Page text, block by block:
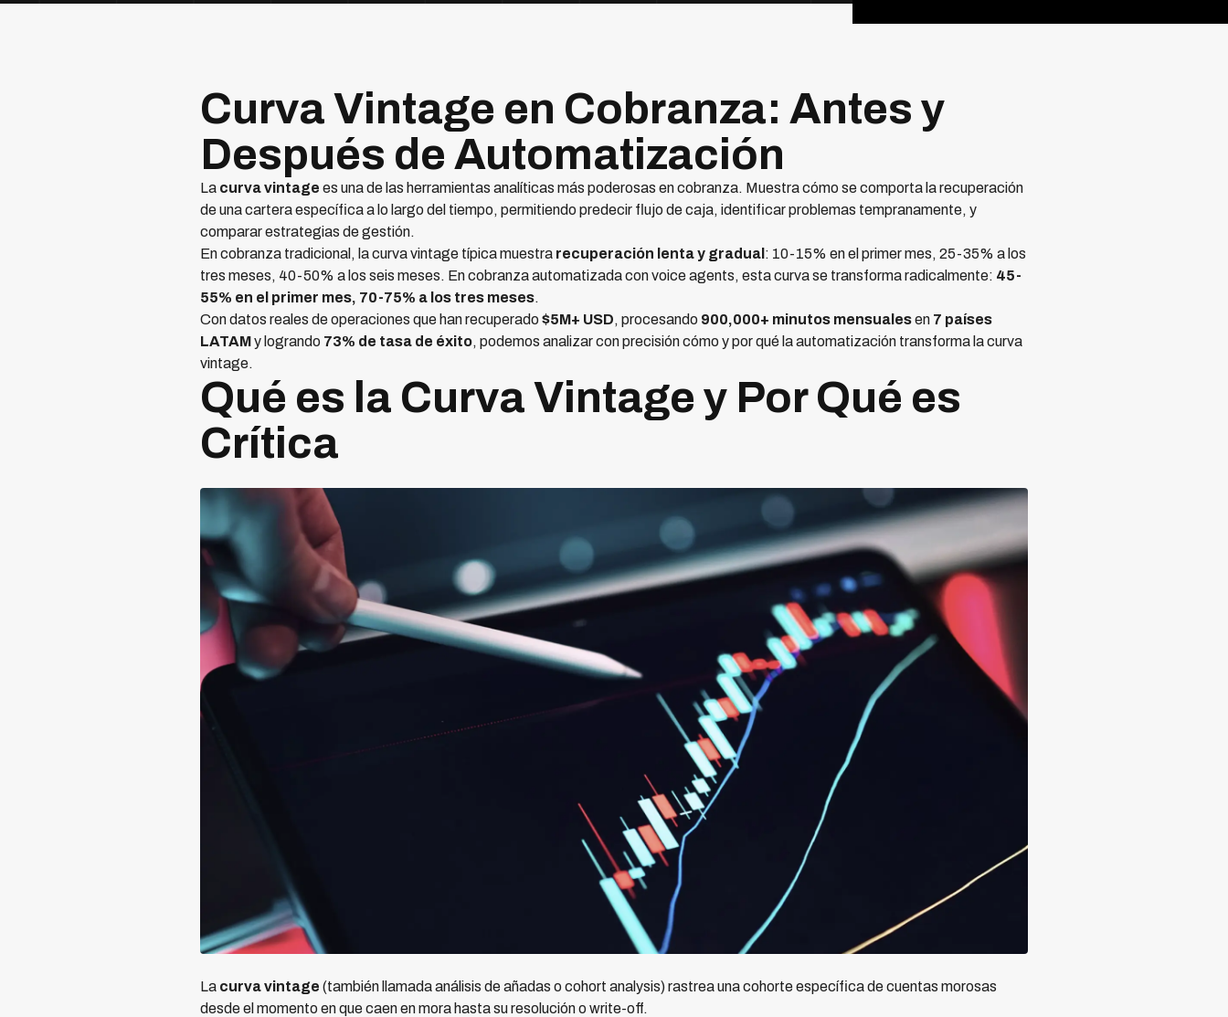
Curva Vintage en Cobranza: Antes y
Después de Automatización
La curva vintage es una de las herramientas analíticas más poderosas en cobranza. Muestra cómo se comporta la recuperación
de una cartera específica a lo largo del tiempo, permitiendo predecir flujo de caja, identificar problemas tempranamente, y
comparar estrategias de gestión.
En cobranza tradicional, la curva vintage típica muestra recuperación lenta y gradual : 10-15% en el primer mes, 25-35% a los
tres meses, 40-50% a los seis meses. En cobranza automatizada con voice agents, esta curva se transforma radicalmente: 45-
55% en el primer mes, 70-75% a los tres meses.
Con datos reales de operaciones que han recuperado $5M+ USD, procesando 900,000+ minutos mensualesen 7 países
LATAMy logrando 73% de tasa de éxito, podemos analizar con precisión cómo y por qué la automatización transforma la curva
vintage.
Qué es la Curva Vintage y Por Qué es
Crítica
La curva vintage (también llamada análisis de añadas o cohort analysis) rastrea una cohorte específica de cuentas morosas
desde el momento en que caen en mora hasta su resolución o write-off.